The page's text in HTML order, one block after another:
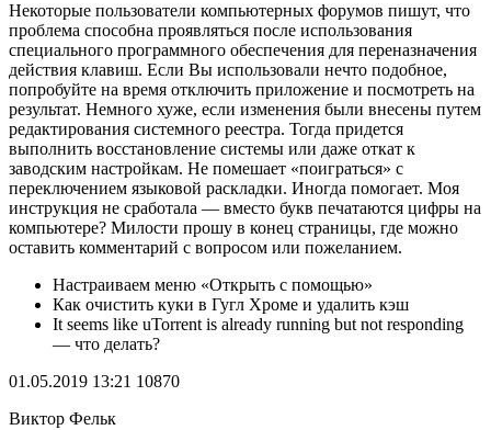
Некоторые пользователи компьютерных форумов пишут, что
проблема способна проявляться после использования
специального программного обеспечения для переназначения
действия клавиш. Если Вы использовали нечто подобное,
попробуйте на время отключить приложение и посмотреть на
результат. Немного хуже, если изменения были внесены путем
редактирования системного реестра. Тогда придется
выполнить восстановление системы или даже откат к
заводским настройкам. Не помешает «поиграться» с
переключением языковой раскладки. Иногда помогает. Моя
инструкция не сработала — вместо букв печатаются цифры на
компьютере? Милости прошу в конец страницы, где можно
оставить комментарий с вопросом или пожеланием.
Настраиваем меню «Открыть с помощью»
Как очистить куки в Гугл Хроме и удалить кэш
It seems like uTorrent is already running but not responding
— что делать?
01.05.2019 13:21 10870
Виктор Фельк